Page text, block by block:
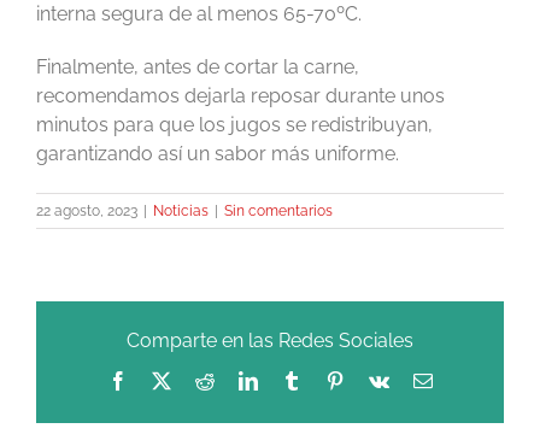
interna segura de al menos 65-70ºC.
Finalmente, antes de cortar la carne,
recomendamos dejarla reposar durante unos
minutos para que los jugos se redistribuyan,
garantizando así un sabor más uniforme.
22 agosto, 2023 Noticias Sin comentarios
Comparte en las Redes Sociales
Facebook
X RedditLinkedInTumblrPinterest
Vk
Correo